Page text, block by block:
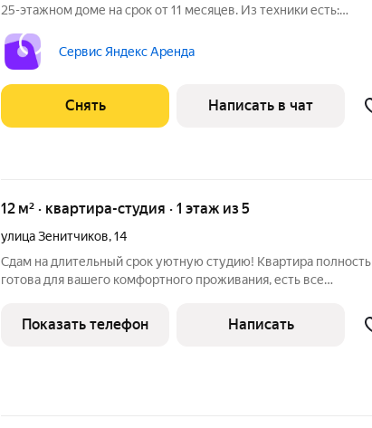
25-этажном доме на срок от 11 месяцев. Из техники есть:
выходят на улицу. Жилец оплачивает все коммунальные
по квитанции.
Сервис Яндекс Аренда
Снять Написать в чат
12 м² · квартира-студия · 1 этаж из 5
улица Зенитчиков,14
Сдам на длительный срок уютную студию! Квартира
готова для вашего комфортного проживания, есть все
остановки общественного транспорта, продуктовый магазин.
Оплата 18 000 ежемесячно
Показать телефон Написать